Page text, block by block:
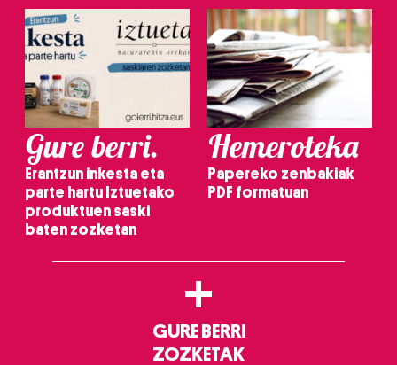
Gure berri.
Erantzun inkesta eta
parte hartu Iztuetako
produktuen saski
baten zozketan
Hemeroteka
Papereko zenbakiak
PDF formatuan
+
GURE BERRI
ZOZKETAK